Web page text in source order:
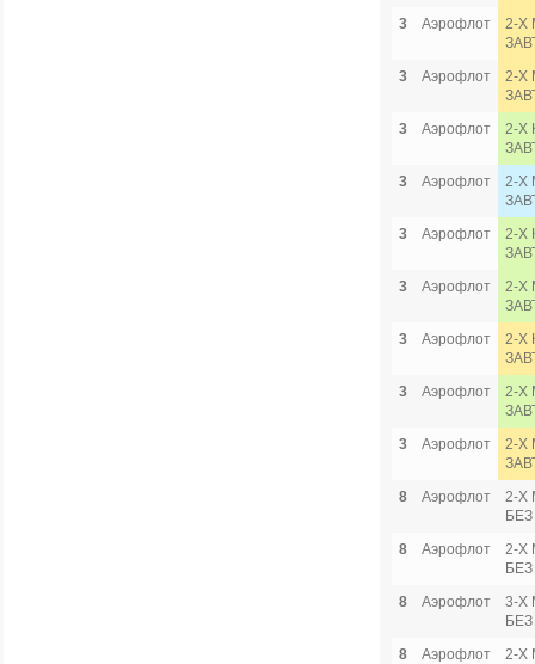
3
Аэрофлот
2-Х
3
Аэрофлот
2-Х
3
Аэрофлот
2-Х
3
Аэрофлот
2-Х
3
Аэрофлот
2-Х
3
Аэрофлот
2-Х
3
Аэрофлот
2-Х
3
Аэрофлот
2-Х
3
Аэрофлот
2-Х
8
Аэрофлот
2-Х
8
Аэрофлот
2-Х
8
Аэрофлот
3-Х
8
Аэрофлот
2-Х